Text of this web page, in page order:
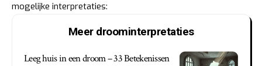
mogelijke interpretaties:
Meer droominterpretaties
Leeg huis in een droom – 33 Betekenissen